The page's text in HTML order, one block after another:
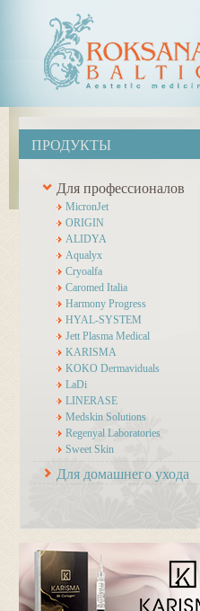
ПРОДУКТЫ
Для профессионалов
MicronJet
ORIGIN
ALIDYA
Aqualyx
Cryoalfa
Caromed Italia
Harmony Progress
HYAL-SYSTEM
Jett Plasma Medical
KARISMA
KOKO Dermaviduals
LaDi
LINERASE
Medskin Solutions
Regenyal Laboratories
Sweet Skin
Для домашнего ухода